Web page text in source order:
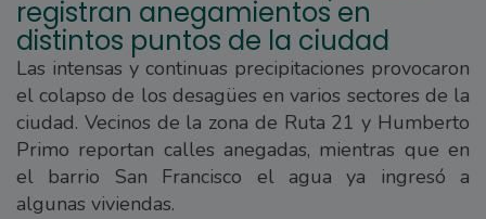
registran anegamientos en
distintos puntos de la ciudad
Las intensas y continuas precipitaciones provocaron
el colapso de los desagües en varios sectores de la
ciudad. Vecinos de la zona de Ruta 21 y Humberto
Primo reportan calles anegadas, mientras que en
el barrio San Francisco el agua ya ingresó a
algunas viviendas.